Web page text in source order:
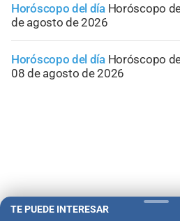
Horóscopo del día Horóscopo
de agosto de 2026
Horóscopo del día Horóscopo
08 de agosto de 2026
TE PUEDE INTERESAR